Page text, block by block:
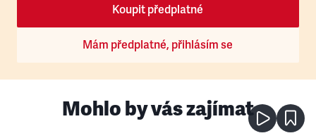
Koupit předplatné
Mám předplatné, přihlásím se
Mohlo by vás zajímat